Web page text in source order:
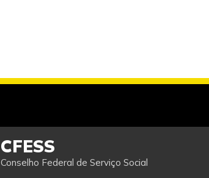
CFESS
Conselho Federal de Serviço Social